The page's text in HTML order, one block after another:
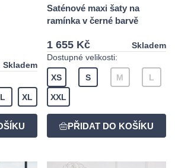
Skladem
L XL
Saténové maxi šaty na
ramínka v černé barvě
1 655 Kč
Skladem
Dostupné velikosti:
XS S M L
XXL